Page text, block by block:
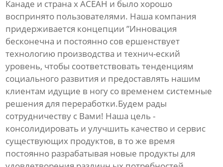
Канаде и страна х АСЕАН и было хорошо
воспринято пользователями. Наша компания
придерживается концепции ”Инновация
бесконечна и постоянно сов ершенствует
технологию производства и технич-еский
уровень, чтобы соответствовать тенденциям
социального развития и предоставлять нашим
клиентам идущие в ногу со временем системные
решения для переработки.Будем рады
сотрудничеству с Вами! Наша цель -
консолидировать и улучшить качество и сервис
существующих продуктов, в то же время
постоянно разрабатывая новые продукты для